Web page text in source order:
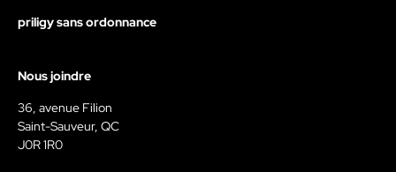
priligy sans ordonnance
Nous joindre
36, avenue Filion
Saint-Sauveur, QC
J0R 1R0